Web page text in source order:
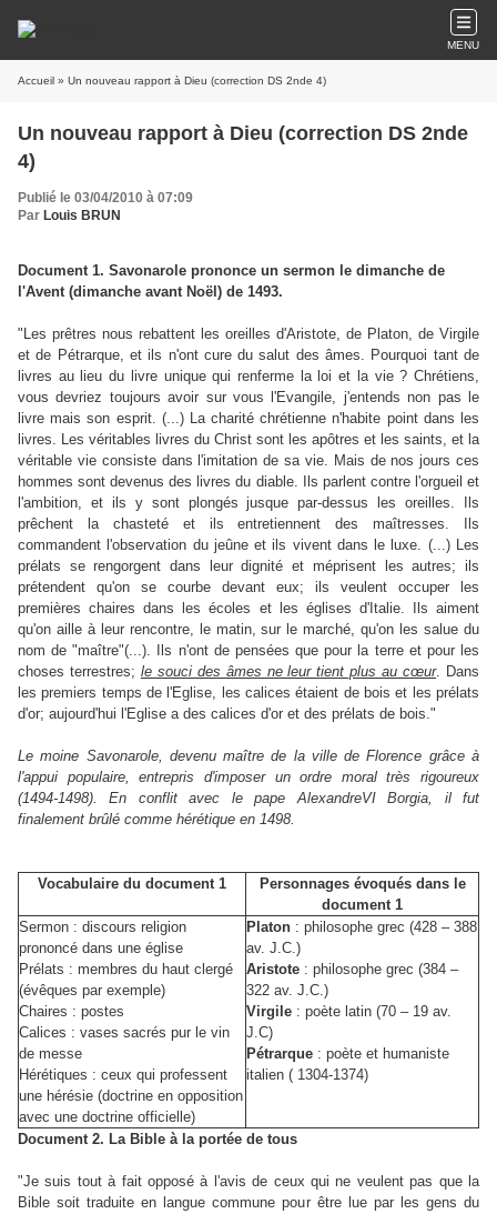
MENU
Accueil » Un nouveau rapport à Dieu (correction DS 2nde 4)
Un nouveau rapport à Dieu (correction DS 2nde
4)
Publié le 03/04/2010 à 07:09
Par Louis BRUN
Document 1. Savonarole prononce un sermon le dimanche de
l'Avent (dimanche avant Noël) de 1493.
"Les prêtres nous rebattent les oreilles d'Aristote, de Platon, de Virgile
et de Pétrarque, et ils n'ont cure du salut des âmes. Pourquoi tant de
livres au lieu du livre unique qui renferme la loi et la vie ? Chrétiens,
vous devriez toujours avoir sur vous l'Evangile, j'entends non pas le
livre mais son esprit. (...) La charité chrétienne n'habite point dans les
livres. Les véritables livres du Christ sont les apôtres et les saints, et la
véritable vie consiste dans l'imitation de sa vie. Mais de nos jours ces
hommes sont devenus des livres du diable. Ils parlent contre l'orgueil et
l'ambition, et ils y sont plongés jusque par-dessus les oreilles. Ils
prêchent la chasteté et ils entretiennent des maîtresses. Ils
commandent l'observation du jeûne et ils vivent dans le luxe. (...) Les
prélats se rengorgent dans leur dignité et méprisent les autres; ils
prétendent qu'on se courbe devant eux; ils veulent occuper les
premières chaires dans les écoles et les églises d'Italie. Ils aiment
qu'on aille à leur rencontre, le matin, sur le marché, qu'on les salue du
nom de "maître"(...). Ils n'ont de pensées que pour la terre et pour les
choses terrestres; le souci des âmes ne leur tient plus au cœur. Dans
les premiers temps de l'Eglise, les calices étaient de bois et les prélats
d'or; aujourd'hui l'Eglise a des calices d'or et des prélats de bois."
Le moine Savonarole, devenu maître de la ville de Florence grâce à
l'appui populaire, entrepris d'imposer un ordre moral très rigoureux
(1494-1498). En conflit avec le pape AlexandreVI Borgia, il fut
finalement brûlé comme hérétique en 1498.
Vocabulaire du document 1
Personnages évoqués dans le
document 1
Sermon : discours religion
prononcé dans une église
Prélats : membres du haut clergé
(évêques par exemple)
Chaires : postes
Calices : vases sacrés pur le vin
de messe
Hérétiques : ceux qui professent
une hérésie (doctrine en opposition
avec une doctrine officielle)
Platon : philosophe grec (428 – 388
av. J.C.)
Aristote : philosophe grec (384 –
322 av. J.C.)
Virgile : poète latin (70 – 19 av.
J.C)
Pétrarque : poète et humaniste
italien ( 1304-1374)
Document 2. La Bible à la portée de tous
"Je suis tout à fait opposé à l'avis de ceux qui ne veulent pas que la
Bible soit traduite en langue commune pour être lue par les gens du